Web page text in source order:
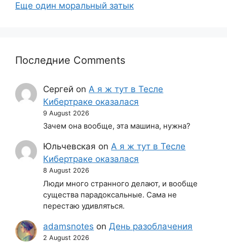
Еще один моральный затык
Последние Comments
Сергей onА я ж тут в Тесле
Кибертраке оказалася
9 August 2026
Зачем она вообще, эта машина, нужна?
Юльчевская onА я ж тут в Тесле
Кибертраке оказалася
8 August 2026
Люди много странного делают, и вообще
существа парадоксальные. Сама не
перестаю удивляться.
adamsnotes onДень разоблачения
2 August 2026